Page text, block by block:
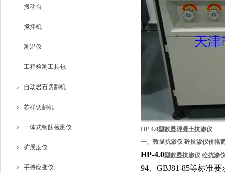
振动台
搅拌机
测温仪
工程检测工具包
自动岩石切割机
芯样切割机
一体式钢筋检测仪
扩展度仪
手持应变仪
HP-4.0型数显混凝土抗渗仪
一、 数显抗渗仪 砼抗渗仪价格
HP-4.0型数显抗渗仪 砼抗渗
94 GBJ81-85等标准要